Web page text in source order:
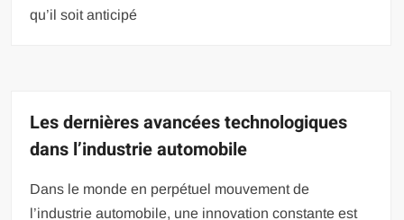
qu’il soit anticipé
Les dernières avancées technologiques
dans l’industrie automobile
Dans le monde en perpétuel mouvement de
l’industrie automobile, une innovation constante est